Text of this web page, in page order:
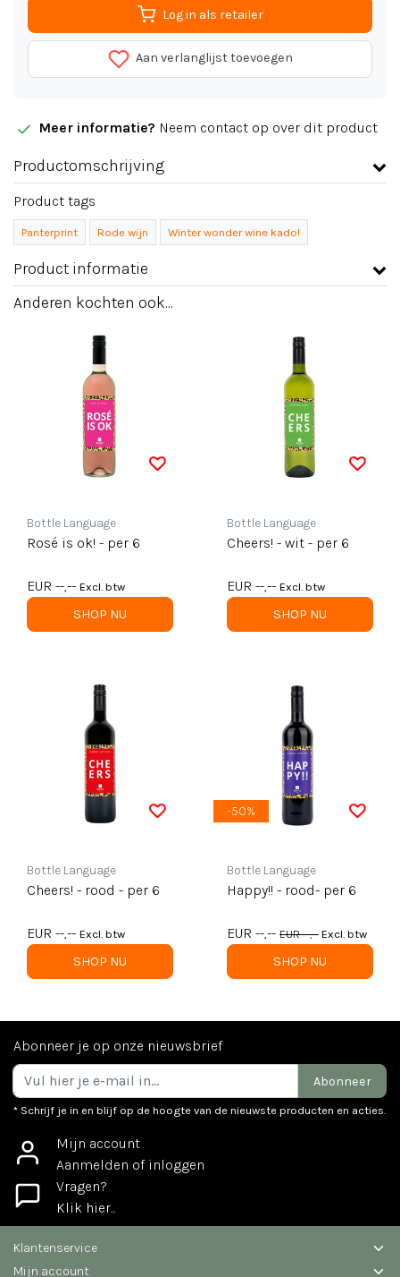
Log in als retailer
Aan verlanglijst toevoegen
Meer informatie? Neem contact op over dit product
Productomschrijving
Product tags
Panterprint Rode wijn Winter wonder wine kado!
Product informatie
Anderen kochten ook...
Bottle Language
Rosé is ok! - per 6
EUR --,-- Excl. btw
SHOP NU
Bottle Language
Cheers! - wit - per 6
EUR --,-- Excl. btw
SHOP NU
Bottle Language
Cheers! - rood - per 6
EUR --,-- Excl. btw
SHOP NU
-50%
Bottle Language
Happy!! - rood- per 6
EUR --,-- EUR --,-- Excl. btw
SHOP NU
Abonneer je op onze nieuwsbrief
Abonneer
* Schrijf je in en blijf op de hoogte van de nieuwste producten en acties.
Mijn account
Aanmelden of inloggen
Vragen?
Klik hier...
Klantenservice
Mijn account